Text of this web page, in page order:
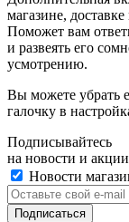
магазине,
Поможет вам
и развеять его
усмотрению.
Вы можете убрать
галочку в
Подписывайтесь
на новости и акции
Новости